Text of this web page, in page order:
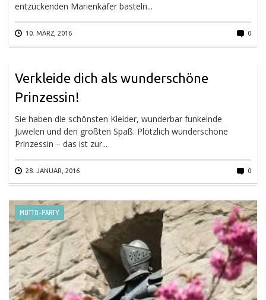
entzückenden Marienkäfer basteln...
10. MÄRZ, 2016 0
Verkleide dich als wunderschöne
Prinzessin!
Sie haben die schönsten Kleider, wunderbar funkelnde
Juwelen und den größten Spaß: Plötzlich wunderschöne
Prinzessin – das ist zur...
28. JANUAR, 2016 0
MOTTO-PARTY